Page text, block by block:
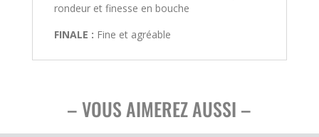
rondeur et finesse en bouche
FINALE : Fine et agréable
– VOUS AIMEREZ AUSSI –